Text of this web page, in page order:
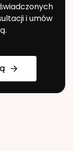
i umów